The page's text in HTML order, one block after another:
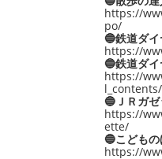
https://
po/
🔵鉄道ダ
https://
🔵鉄道ダ
https://
🔵ＪＲガゼ
https://
ette/
🔵こども
https://